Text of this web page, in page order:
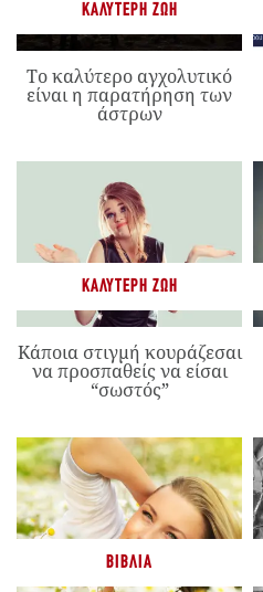
ΚΑΛΎΤΕΡΗ ΖΩΉ
Το καλύτερο αγχολυτικό
είναι η παρατήρηση των
άστρων
ΚΑΛΎΤΕΡΗ ΖΩΉ
Κάποια στιγμή κουράζεσαι
να προσπαθείς να είσαι
“σωστός”
ΒΙΒΛΊΑ